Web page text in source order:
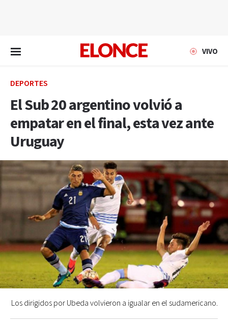
VIVO
DEPORTES
El Sub 20 argentino volvió a
empatar en el final, esta vez ante
Uruguay
Los dirigidos por Ubeda volvieron a igualar en el sudamericano.